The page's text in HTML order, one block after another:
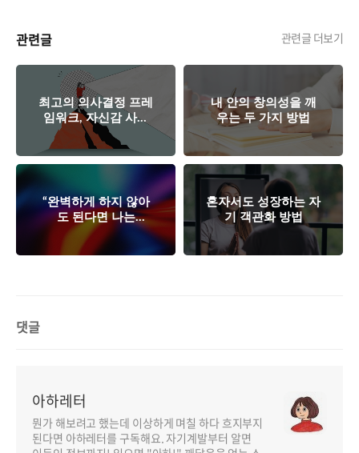
관련글 관련글 더보기
최고의 의사결정 프레
임워크, 자신감 사분
면
내 안의 창의성을 깨
우는 두 가지 방법
“완벽하게 하지 않아
도 된다면 나는
___________를 시도할
것이다.”
혼자서도 성장하는 자
기 객관화 방법
댓글
아하레터
뭔가 해보려고 했는데 이상하게 며칠 하다 흐지부지
된다면 아하레터를 구독해요. 자기계발부터 알면